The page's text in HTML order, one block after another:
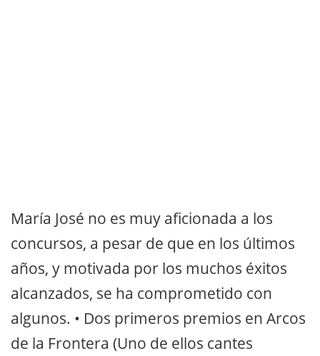
María José no es muy aficionada a los
concursos, a pesar de que en los últimos
años, y motivada por los muchos éxitos
alcanzados, se ha comprometido con
algunos. • Dos primeros premios en Arcos
de la Frontera (Uno de ellos cantes